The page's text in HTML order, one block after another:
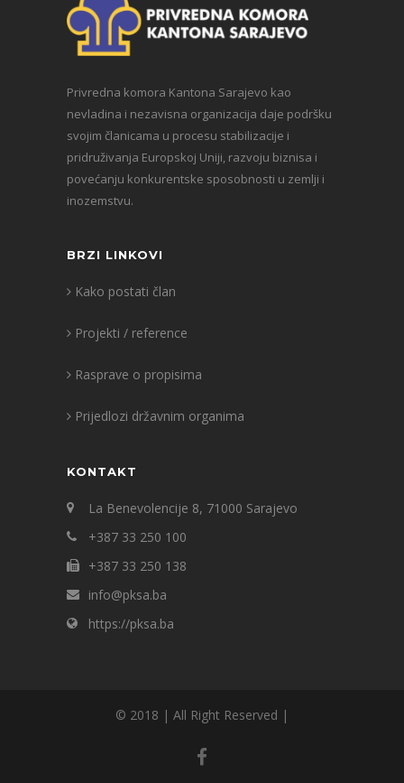
Privredna komora Kantona Sarajevo kao
nevladina i nezavisna organizacija daje podršku
svojim članicama u procesu stabilizacije i
pridruživanja Europskoj Uniji, razvoju biznisa i
povećanju konkurentske sposobnosti u zemlji i
inozemstvu.
BRZI LINKOVI
Kako postati član
Projekti / reference
Rasprave o propisima
Prijedlozi državnim organima
KONTAKT
La Benevolencije 8, 71000 Sarajevo
+387 33 250 100
+387 33 250 138
info@pksa.ba
https://pksa.ba
© 2018 | All Right Reserved |